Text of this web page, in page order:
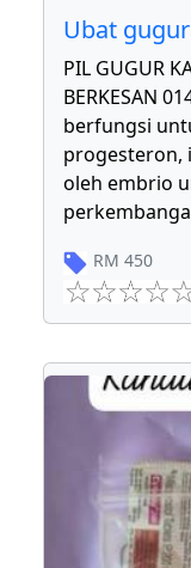
Ubat
PIL GUGUR
BERKESAN
berfungsi
progesteron,
oleh embrio
RM 450